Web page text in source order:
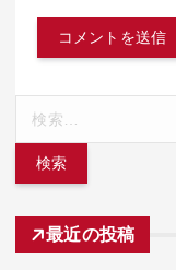
最近の投稿